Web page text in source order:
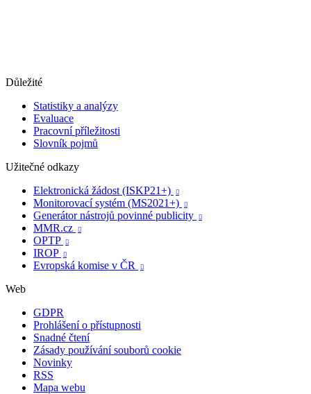
Důležité
Statistiky a analýzy
Evaluace
Pracovní příležitosti
Slovník pojmů
Užitečné odkazy
Elektronická žádost (ISKP21+)

Monitorovací systém (MS2021+) 
Generátor nástrojů povinné publicity 
MMR.cz 
OPTP 
IROP 
Evropská komise v ČR 
Web
GDPR
Prohlášení o přístupnosti
Snadné čtení
Zásady používání souborů cookie
Novinky
RSS
Mapa webu